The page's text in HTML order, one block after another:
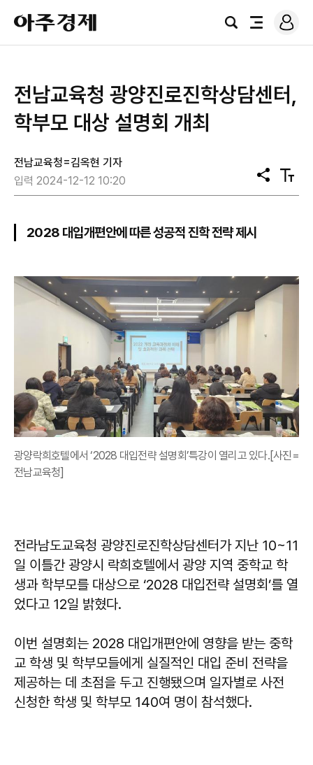
아
주
경
검
전
로
그
전남교육청 광양진로진학상담센터,
학부모 대상 설명회 개최
전남교육청=김옥현 기자
입력 2024-12-12 10:20
공
유
텍
스
2028 대입개편안에 따른 성공적 진학 전략 제시
광양락희호텔에서 ‘2028 대입전략 설명회’특강이 열리고 있다.[사진=
전남교육청]
전라남도교육청 광양진로진학상담센터가 지난 10~11
일 이틀간 광양시 락희호텔에서 광양 지역 중학교 학
생과 학부모를 대상으로 ‘2028 대입전략 설명회’를 열
었다고 12일 밝혔다.
이번 설명회는 2028 대입개편안에 영향을 받는 중학
교 학생 및 학부모들에게 실질적인 대입 준비 전략을
제공하는 데 초점을 두고 진행됐으며 일자별로 사전
신청한 학생 및 학부모 140여 명이 참석했다.